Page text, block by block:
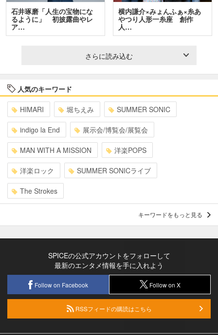
石井琢磨「人生の宝物にな
るように」 初披露曲やレ
ア…
横内謙介×みょんふぁ×糸あ
やつり人形一糸座 創作
人…
さらに読み込む
人気のキーワード
HIMARI 堀ちえみ SUMMER SONIC
indigo la End 展示会/博覧会/展覧会
MAN WITH A MISSION 洋楽POPS
洋楽ロック SUMMER SONICライブ
The Strokes
キーワードをもっと見る
SPICEの公式アカウントをフォローして
最新のエンタメ情報を手に入れよう
Follow on Facebook Follow on X
RSSフィードの購読はこちら